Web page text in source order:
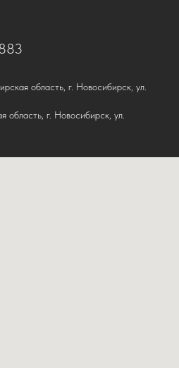
область, г. Новосибирск, ул.
г. Новосибирск, ул.